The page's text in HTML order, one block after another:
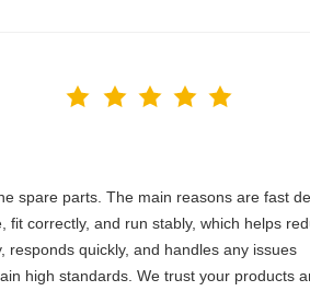
spare parts. The main reasons are fast
correctly, and run stably, which helps
quickly, and handles any issues
high standards. We trust your products